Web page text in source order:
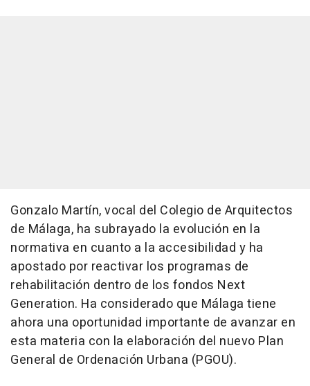
Gonzalo Martín, vocal del Colegio de Arquitectos
de Málaga, ha subrayado la evolución en la
normativa en cuanto a la accesibilidad y ha
apostado por reactivar los programas de
rehabilitación dentro de los fondos Next
Generation. Ha considerado que Málaga tiene
ahora una oportunidad importante de avanzar en
esta materia con la elaboración del nuevo Plan
General de Ordenación Urbana (PGOU).